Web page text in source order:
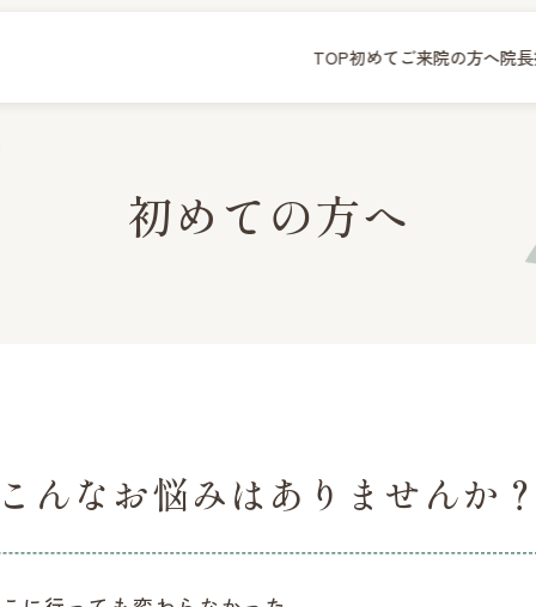
TOP初めてご来院の方へ院
初めての方へ
んなお悩みはありませんか？